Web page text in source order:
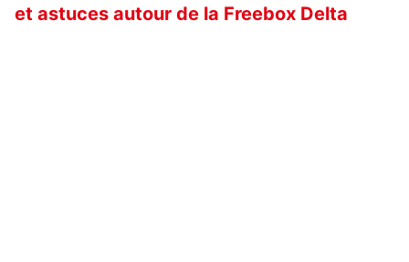
et astuces autour de la Freebox Delta